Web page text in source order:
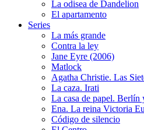
La odisea de Dandelion
El apartamento
Series
La más grande
Contra la ley
Jane Eyre (2006)
Matlock
Agatha Christie. Las
La caza. Irati
La casa de papel. Berlín
Ena. La reina Victoria
Código de silencio